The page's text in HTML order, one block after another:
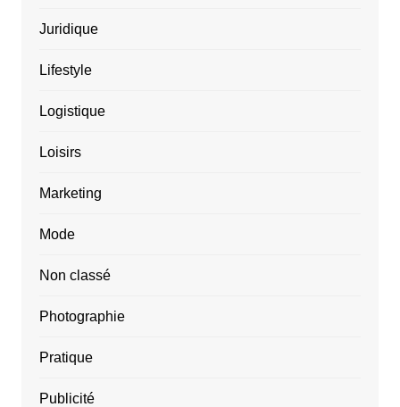
Juridique
Lifestyle
Logistique
Loisirs
Marketing
Mode
Non classé
Photographie
Pratique
Publicité